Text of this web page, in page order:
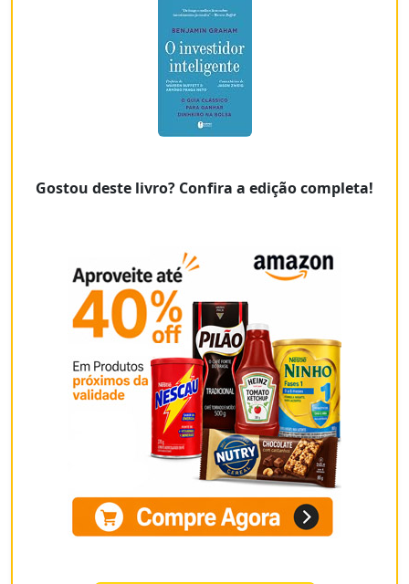
Gostou deste livro? Confira a edição completa!